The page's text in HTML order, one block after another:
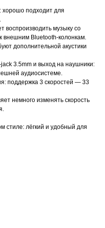
хорошо подходит для
воспроизводить музыку со
внешним Bluetooth-колонкам.
дополнительной акустики
3.5mm и выход на наушники:
аудиосистеме.
поддержка 3 скоростей — 33
немного изменять скорость
стиле: лёгкий и удобный для